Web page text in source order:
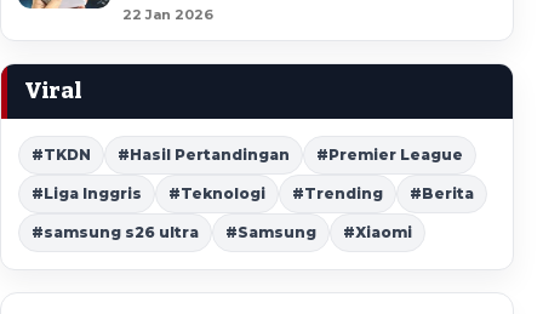
22 Jan 2026
Viral
#TKDN #Hasil Pertandingan #Premier League
#Liga Inggris #Teknologi #Trending #Berita
#samsung s26 ultra #Samsung #Xiaomi